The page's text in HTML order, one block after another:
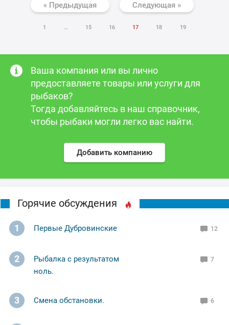
« Предыдущая
1 … 15 16 17 18 19
Следующая »
Ваша компания или вы лично
предоставляете товары или услуги для
рыбаков?
Тогда добавляйтесь в наш справочник,
чтобы рыбаки могли легко вас найти.
Добавить компанию
Горячие обсуждения
1 Первые Дубровинские 12
2
Рыбалка с результатом
ноль.
7
3 Смена обстановки. 6